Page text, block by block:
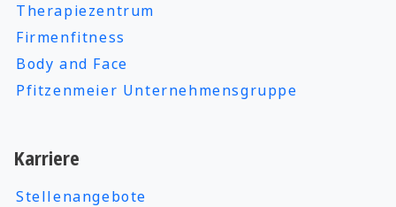
Therapiezentrum
Firmenfitness
Body and Face
Pfitzenmeier Unternehmensgruppe
Karriere
Stellenangebote